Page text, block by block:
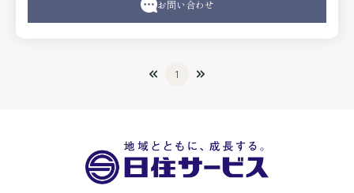
お問い合わせ
1